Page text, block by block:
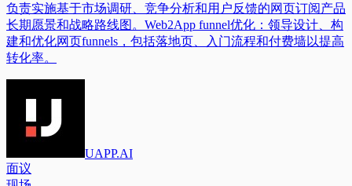
负责实施基于市场调研、竞争分析和用户反馈的网页订阅产品
长期愿景和战略路线图。Web2App funnel优化：领导设计、构
建和优化网页funnels，包括落地页、入门流程和付费墙以提高
转化率。
UAPP.AI
面议